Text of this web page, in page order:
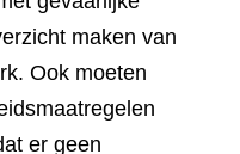
maken van
Ook moeten
er geen